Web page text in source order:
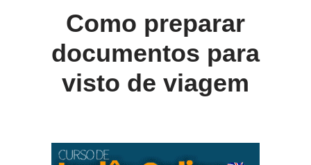
Como preparar
documentos para
visto de viagem